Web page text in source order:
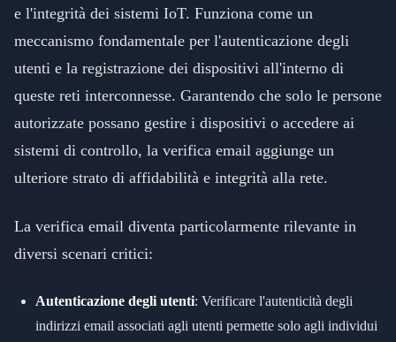
e l'integrità dei sistemi IoT. Funziona come un
meccanismo fondamentale per l'autenticazione degli
utenti e la registrazione dei dispositivi all'interno di
queste reti interconnesse. Garantendo che solo le persone
autorizzate possano gestire i dispositivi o accedere ai
sistemi di controllo, la verifica email aggiunge un
ulteriore strato di affidabilità e integrità alla rete.
La verifica email diventa particolarmente rilevante in
diversi scenari critici:
Autenticazione degli utenti: Verificare l'autenticità degli
indirizzi email associati agli utenti permette solo agli individui